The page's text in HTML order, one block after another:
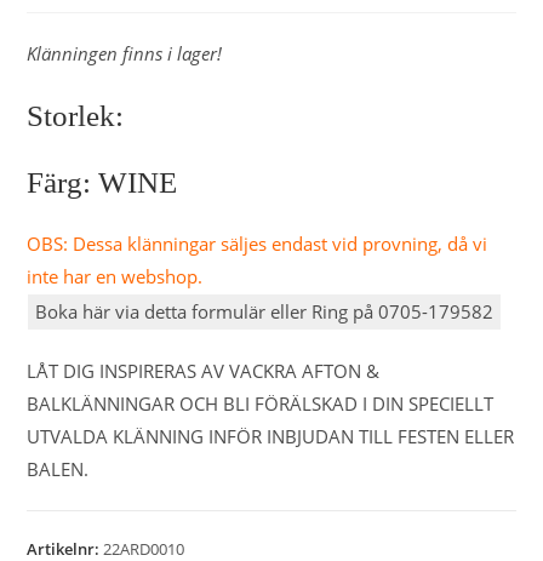
Klänningen finns i lager!
Storlek:
Färg: WINE
OBS: Dessa klänningar säljes endast vid provning, då vi
inte har en webshop.
Boka här via detta formulär eller Ring på 0705-179582
LÅT DIG INSPIRERAS AV VACKRA AFTON &
BALKLÄNNINGAR OCH BLI FÖRÄLSKAD I DIN SPECIELLT
UTVALDA KLÄNNING INFÖR INBJUDAN TILL FESTEN ELLER
BALEN.
Artikelnr:22ARD0010